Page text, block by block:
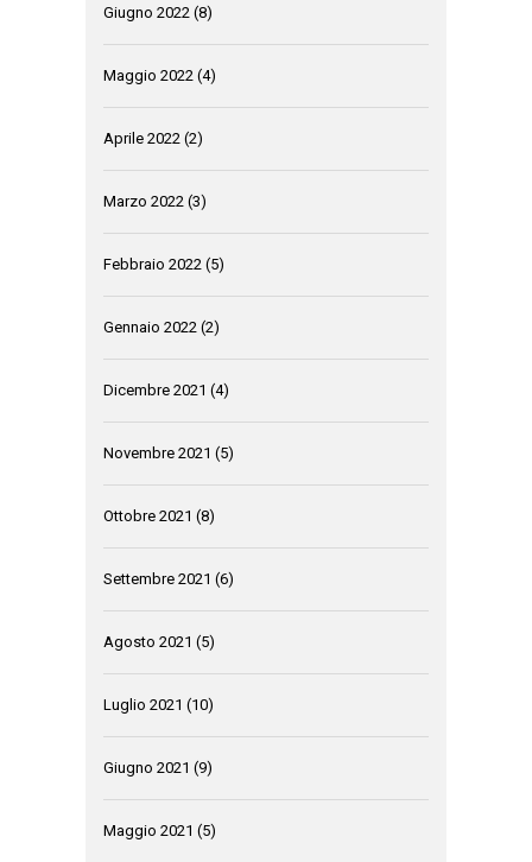
Giugno 2022 (8)
Maggio 2022 (4)
Aprile 2022 (2)
Marzo 2022 (3)
Febbraio 2022 (5)
Gennaio 2022 (2)
Dicembre 2021 (4)
Novembre 2021 (5)
Ottobre 2021 (8)
Settembre 2021 (6)
Agosto 2021 (5)
Luglio 2021 (10)
Giugno 2021 (9)
Maggio 2021 (5)